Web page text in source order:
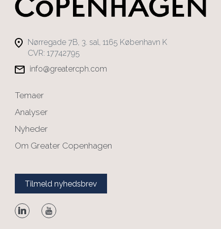
Nørregade 7B, 3. sal, 1165 København K
CVR: 17742795
info@greatercph.com
Temaer
Analyser
Nyheder
Om Greater Copenhagen
Tilmeld nyhedsbrev